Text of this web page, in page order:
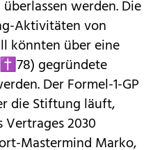
werden. Die
Aktivitäten von
könnten über eine
gegründete
Der Formel-1-GP
die Stiftung läuft,
2030
Mastermind Marko,